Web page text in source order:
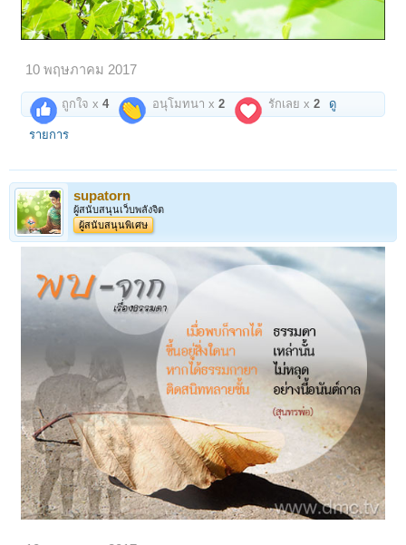
10 พฤษภาคม 2017
ถูกใจ x4 อนุโมทนา x2 รักเลย x2 ดู
รายการ
supatorn
ผู้สนับสนุนเว็บพลังจิต
ผู้สนับสนุนพิเศษ